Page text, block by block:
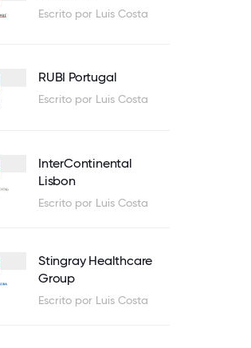
Escrito por Luis Costa
RUBI Portugal
Escrito por Luis Costa
InterContinental
Lisbon
Escrito por Luis Costa
Stingray Healthcare
Group
Escrito por Luis Costa